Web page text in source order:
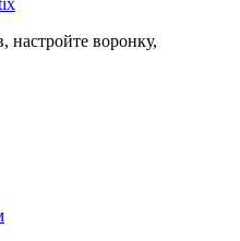
настройте воронку,